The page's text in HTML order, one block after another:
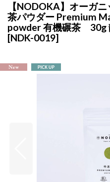
【NODOKA】オーガ
茶パウダー Premium
powder 有機碾茶
[NDK-0019]